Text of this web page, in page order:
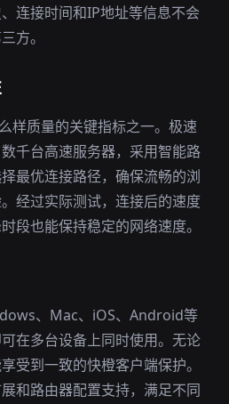
连接时间和IP地址等信息不会
方。
样质量的关键指标之一。极速
千台高速服务器，采用智能路
最优连接路径，确保流畅的浏
经过实际测试，连接后的速度
段也能保持稳定的网络速度。
、Mac、iOS、Android等
在多台设备上同时使用。无论
受到一致的快橙客户端保护。
和路由器配置支持，满足不同